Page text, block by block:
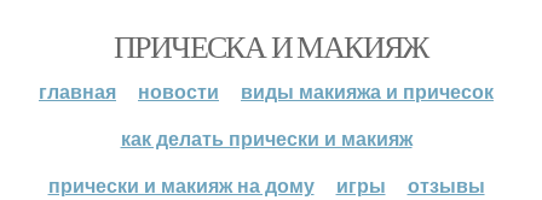
ПРИЧЕСКА И МАКИЯЖ
главная новости
виды макияжа и причесок
как делать прически и макияж
прически и макияж на дому
игры отзывы